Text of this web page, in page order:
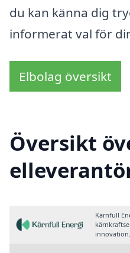
du kan känna dig
informerat val för
Elbolag översikt
Översikt
Kärnfull
innovation.